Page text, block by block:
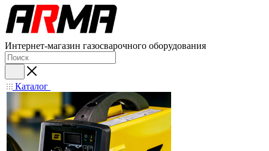
Интернет-магазин газосварочного оборудования
Каталог